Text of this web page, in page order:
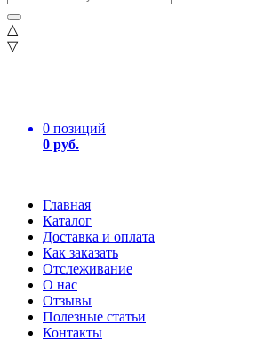
△
▽
0 позиций
0 руб.
Главная
Каталог
Доставка и оплата
Как заказать
Отслеживание
О нас
Отзывы
Полезные статьи
Контакты